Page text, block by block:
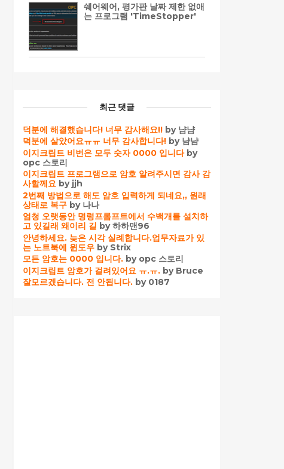
쉐어웨어, 평가판 날짜 제한 없애
는 프로그램 'TimeStopper'
최근 댓글
덕분에 해결했습니다! 너무 감사해요!! by 냠냠
덕분에 살았어요ㅠㅠ 너무 감사합니다! by 냠냠
이지크립트 비번은 모두 숫자 0000 입니다by
opc 스토리
이지크립트 프로그램으로 암호 알려주시면 감사 감
사할께요 by jjh
2번째 방법으로 해도 암호 입력하게 되네요,, 원래
상태로 복구 by 나나
엄청 오랫동안 명령프롬프트에서 수백개를 설치하
고 있길래 왜이리 길 by 하하맨96
안녕하세요. 늦은 시각 실례합니다.업무자료가 있
는 노트북에 윈도우 by Strix
모든 암호는 0000 입니다. by opc 스토리
이지크립트 암호가 걸려있어요 ㅠ.ㅠ. by Bruce
잘모르겠습니다. 전 안됩니다. by 0187